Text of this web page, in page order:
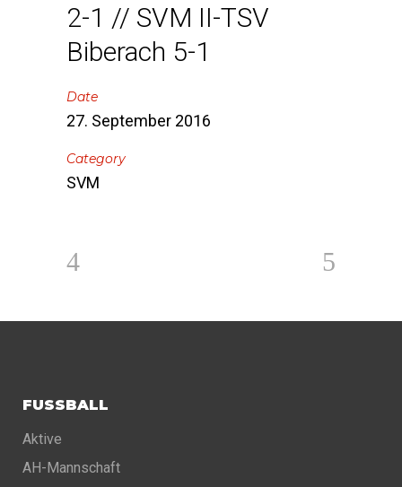
2-1 // SVM II-TSV
Biberach 5-1
Date
27. September 2016
Category
SVM
FUSSBALL
Aktive
AH-Mannschaft